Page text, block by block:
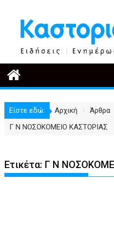
περιεχόμενο
Είστε εδώ: Αρχική
Άρθρα
Γ Ν ΝΟΣΟΚΟΜΕΙΟ ΚΑΣΤΟΡΙΑΣ
Ετικέτα: Γ Ν